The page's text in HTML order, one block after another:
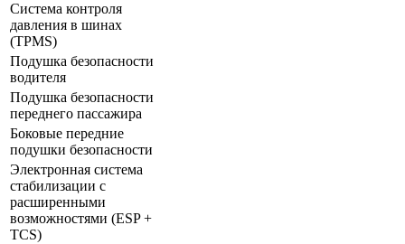
Система контроля
давления в шинах
(TPMS)
Подушка безопасности
водителя
Подушка безопасности
переднего пассажира
Боковые передние
подушки безопасности
Электронная система
стабилизации с
расширенными
возможностями (ESP +
TCS)